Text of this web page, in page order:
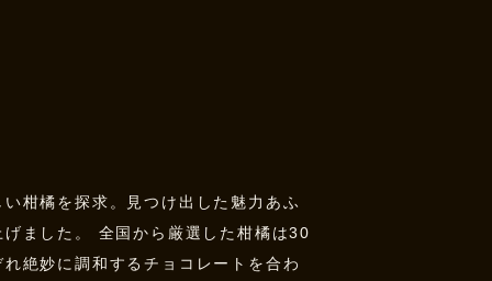
柑橘を探求。見つけ出した魅力あふ
ました。 全国から厳選した柑橘は30
絶妙に調和するチョコレートを合わ